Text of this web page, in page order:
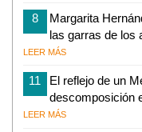
8
Margarita
las garras de los
LEER MÁS
11
El reflejo de un
descomposición
LEER MÁS